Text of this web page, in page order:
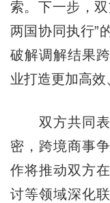
索。下一步，
两国协同执行”
破解调解结果
业打造更加高效
双方共同表
密，跨境商事
作将推动双方
讨等领域深化